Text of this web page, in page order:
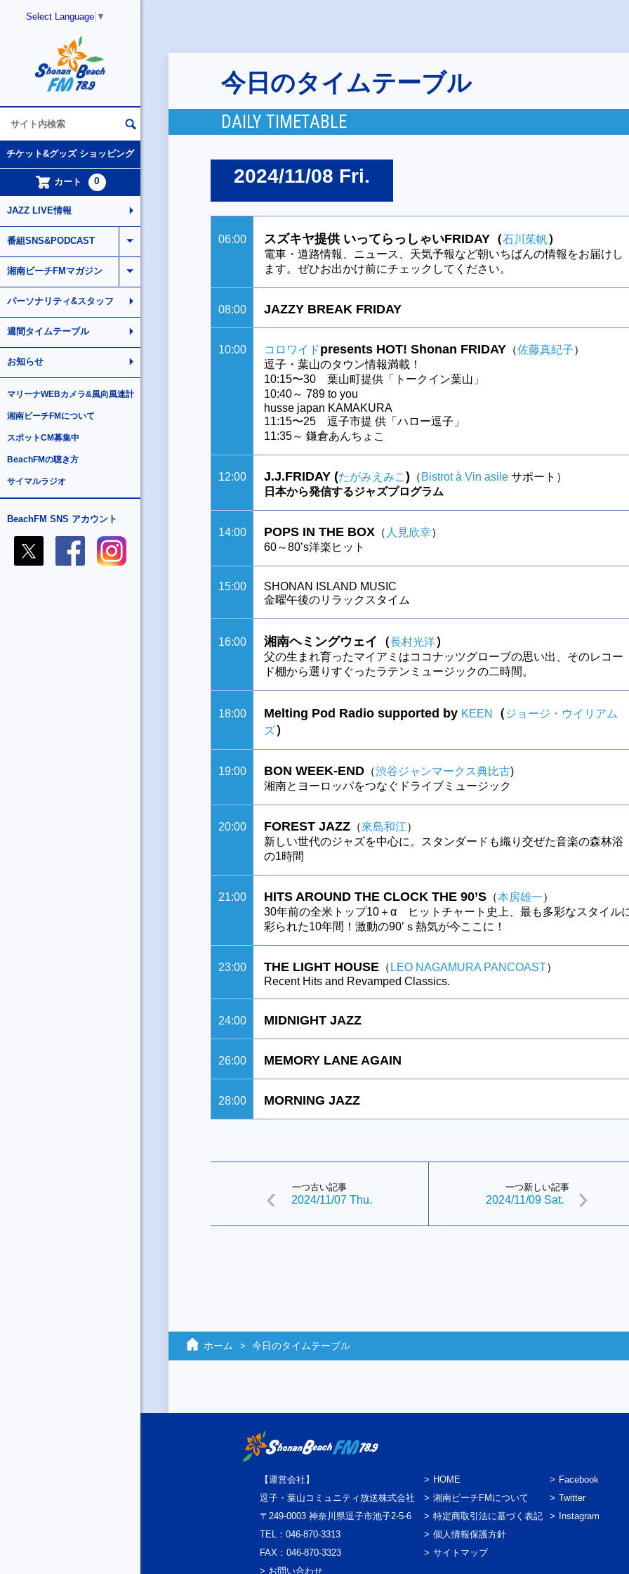
Select Language ▼
チケット&グッズ ショッピング
カート 0
JAZZ LIVE情報
番組SNS&PODCAST
湘南ビーチFMマガジン
パーソナリティ&スタッフ
週間タイムテーブル
お知らせ
マリーナWEBカメラ&風向風速計
湘南ビーチFMについて
スポットCM募集中
BeachFMの聴き方
サイマルラジオ
BeachFM SNS アカウント
今日のタイムテーブル
DAILY TIMETABLE
2024/11/08 Fri.
06:00 スズキヤ提供 いってらっしゃいFRIDAY（石川茱帆）
電車・道路情報、ニュース、天気予報など朝いちばんの情報をお届けし
ます。ぜひお出かけ前にチェックしてください。
08:00 JAZZY BREAK FRIDAY
10:00 コロワイドpresents HOT! Shonan FRIDAY （佐藤真紀子）
逗子・葉山のタウン情報満載！
10:15〜30 葉山町提供「トークイン葉山」
10:40～ 789 to you
husse japan KAMAKURA
11:15〜25 逗子市提 供「ハロー逗子」
11:35～ 鎌倉あんちょこ
12:00 J.J.FRIDAY (たがみえみこ ) （ Bistrot à Vin asile サポート）
日本から発信するジャズプログラム
14:00 POPS IN THE BOX （ 人見欣幸）
60～80’s洋楽ヒット
15:00
SHONAN ISLAND MUSIC
金曜午後のリラックスタイム
16:00 湘南ヘミングウェイ（長村光洋）
父の生まれ育ったマイアミはココナッツグローブの思い出、そのレコー
ド棚から選りすぐったラテンミュージックの二時間。
18:00 Melting Pod Radio supported by KEEN （ ジョージ・ウイリアム
ズ）
19:00 BON WEEK-END （渋谷ジャンマークス典比古)
湘南とヨーロッパをつなぐドライブミュージック
20:00 FOREST JAZZ （來島和江）
新しい世代のジャズを中心に。スタンダードも織り交ぜた音楽の森林浴
の1時間
21:00 HITS AROUND THE CLOCK THE 90’S （本房雄一）
30年前の全米トップ10＋α ヒットチャート史上、最も多彩なスタイル
彩られた10年間！激動の90’ｓ熱気が今ここに！
23:00 THE LIGHT HOUSE （ LEO NAGAMURA PANCOAST）
Recent Hits and Revamped Classics.
24:00 MIDNIGHT JAZZ
26:00 MEMORY LANE AGAIN
28:00 MORNING JAZZ
一つ古い記事
2024/11/07 Thu.
一つ新しい記事
2024/11/09 Sat.
ホーム 今日のタイムテーブル
【運営会社】
逗子・葉山コミュニティ放送株式会社
〒249-0003 神奈川県逗子市池子2-5-6
TEL：046-870-3313
FAX：046-870-3323
> お問い合わせ
HOME
湘南ビーチFMについて
特定商取引法に基づく表記
個人情報保護方針
サイトマップ
Facebook
Twitter
Instagram